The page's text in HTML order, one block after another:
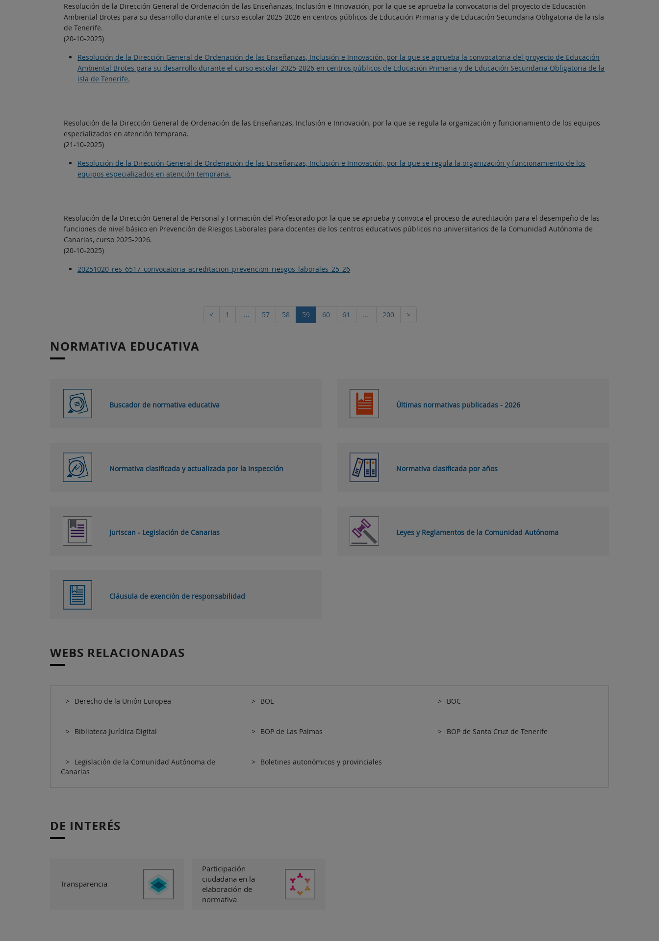
Resolución de la Dirección General de Ordenación de las Enseñanzas, Inclusión e Innovación, por la que se aprueba la convocatoria del proyecto de Educación
Ambiental Brotes para su desarrollo durante el curso escolar 2025-2026 en centros públicos de Educación Primaria y de Educación Secundaria Obligatoria de la isla
de Tenerife.
(20-10-2025)
Resolución de la Dirección General de Ordenación de las Enseñanzas, Inclusión e Innovación, por la que se aprueba la convocatoria del proyecto de Educación
Ambiental Brotes para su desarrollo durante el curso escolar 2025-2026 en centros públicos de Educación Primaria y de Educación Secundaria Obligatoria de la
isla de Tenerife.
Resolución de la Dirección General de Ordenación de las Enseñanzas, Inclusión e Innovación, por la que se regula la organización y funcionamiento de los equipos
especializados en atención temprana.
(21-10-2025)
Resolución de la Dirección General de Ordenación de las Enseñanzas, Inclusión e Innovación, por la que se regula la organización y funcionamiento de los
equipos especializados en atención temprana.
Resolución de la Dirección General de Personal y Formación del Profesorado por la que se aprueba y convoca el proceso de acreditación para el desempeño de las
funciones de nivel básico en Prevención de Riesgos Laborales para docentes de los centros educativos públicos no universitarios de la Comunidad Autónoma de
Canarias, curso 2025-2026.
(20-10-2025)
20251020_res_6517_convocatoria_acreditacion_prevencion_riesgos_laborales_25_26
< 1 ... 57 58 59 60 61 ... 200 >
NORMATIVA EDUCATIVA
Buscador de normativa educativa Últimas normativas publicadas - 2026
Normativa clasificada y actualizada por la Inspección Normativa clasificada por años
Juriscan - Legislación de Canarias Leyes y Reglamentos de la Comunidad Autónoma
Cláusula de exención de responsabilidad
WEBS RELACIONADAS
Derecho de la Unión Europea BOE BOC
Biblioteca Jurídica Digital BOP de Las Palmas BOP de Santa Cruz de Tenerife
Legislación de la Comunidad Autónoma de
Canarias
Boletines autonómicos y provinciales
DE INTERÉS
Transparencia
Participación
ciudadana en la
elaboración de
normativa